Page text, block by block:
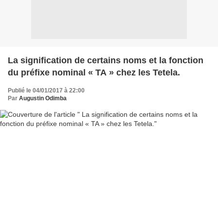
La signification de certains noms et la fonction
du préfixe nominal « TA » chez les Tetela.
Publié le 04/01/2017 à 22:00
Par Augustin Odimba